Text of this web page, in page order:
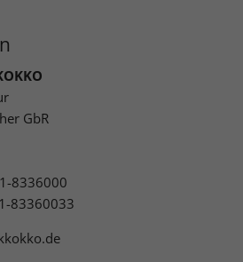
GbR
8336000
83360033